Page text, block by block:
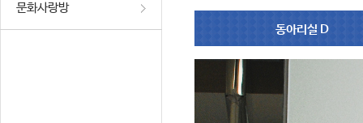
문화사랑방
동아리실 D